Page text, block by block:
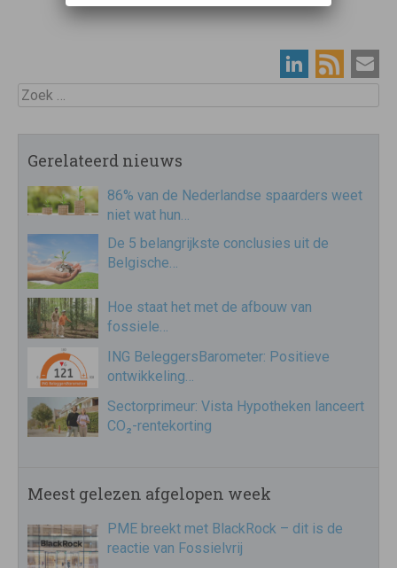
Zoek
Gerelateerd nieuws
86% van de Nederlandse spaarders weet
niet wat hun…
De 5 belangrijkste conclusies uit de
Belgische…
Hoe staat het met de afbouw van
fossiele…
ING BeleggersBarometer: Positieve
ontwikkeling…
Sectorprimeur: Vista Hypotheken lanceert
CO₂-rentekorting
Meest gelezen afgelopen week
PME breekt met BlackRock – dit is de
reactie van Fossielvrij